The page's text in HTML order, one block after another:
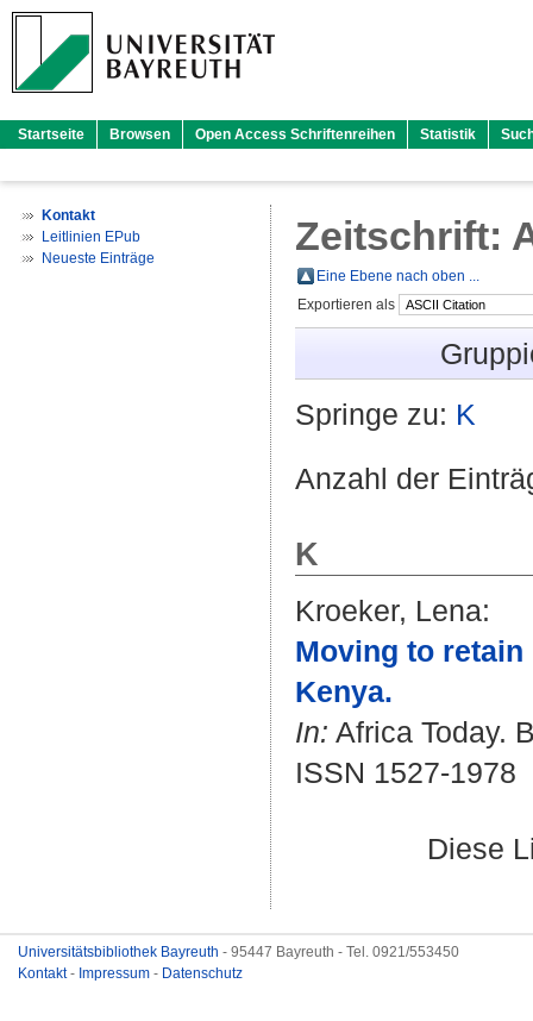
Startseite Browsen Open Access Schriftenreihen Statistik
Kontakt
Leitlinien EPub
Neueste Einträge
Zeitschrift:
Eine Ebene nach oben ...
Exportieren als
Springe zu: K
Anzahl der
K
Kroeker, Lena:
Moving to
Kenya.
In: Africa Today.
ISSN 1527-1978
Diese
Universitätsbibliothek Bayreuth - 95447 Bayreuth - Tel. 0921/553450
Kontakt- Impressum - Datenschutz